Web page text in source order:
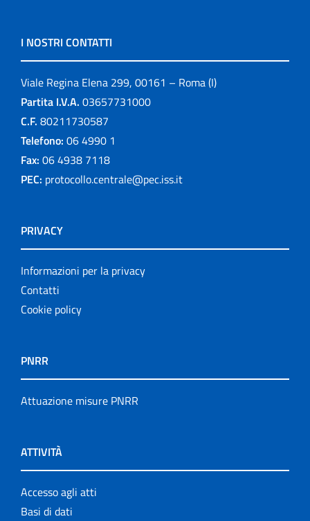
I NOSTRI CONTATTI
Viale Regina Elena 299, 00161 – Roma (I)
Partita I.V.A. 03657731000
C.F. 80211730587
Telefono: 06 4990 1
Fax: 06 4938 7118
PEC: protocollo.centrale@pec.iss.it
PRIVACY
Informazioni per la privacy
Contatti
Cookie policy
PNRR
Attuazione misure PNRR
ATTIVITÀ
Accesso agli atti
Basi di dati